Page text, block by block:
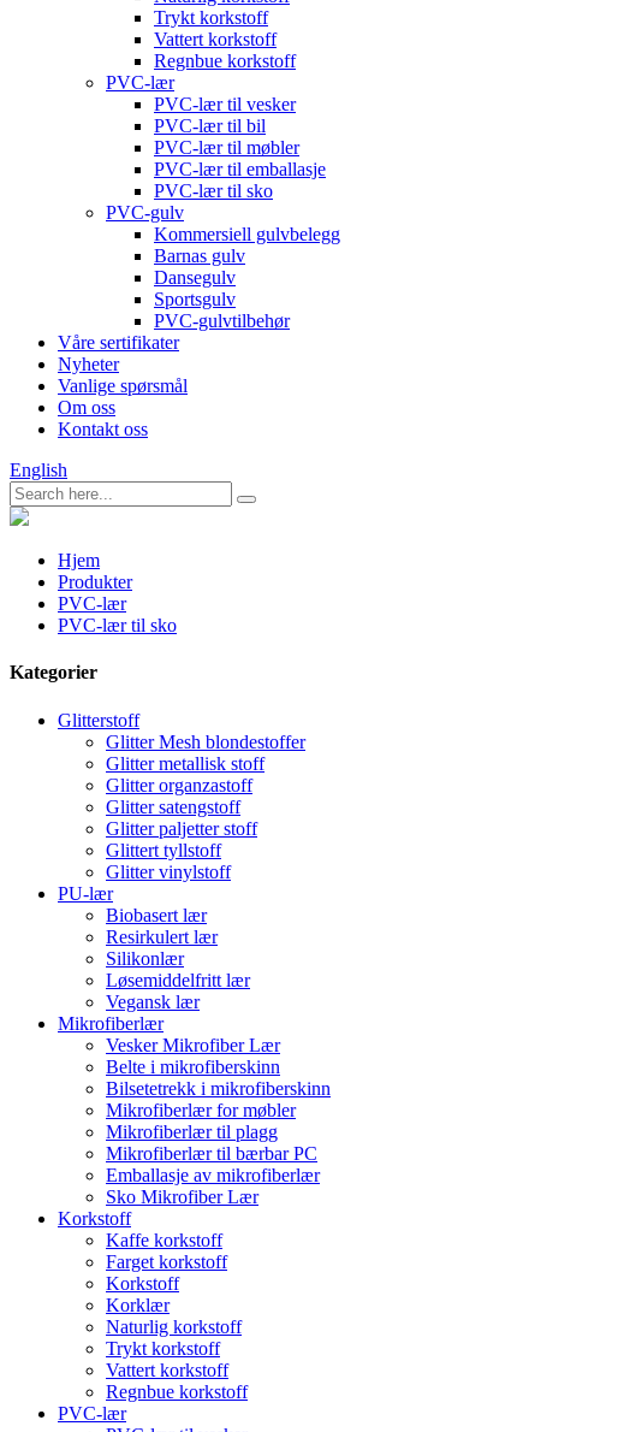
Trykt korkstoff
Vattert korkstoff
Regnbue korkstoff
PVC-lær
PVC-lær til vesker
PVC-lær til bil
PVC-lær til møbler
PVC-lær til emballasje
PVC-lær til sko
PVC-gulv
Kommersiell gulvbelegg
Barnas gulv
Dansegulv
Sportsgulv
PVC-gulvtilbehør
Våre sertifikater
Nyheter
Vanlige spørsmål
Om oss
Kontakt oss
English
Hjem
Produkter
PVC-lær
PVC-lær til sko
Kategorier
Glitterstoff
Glitter Mesh blondestoffer
Glitter metallisk stoff
Glitter organzastoff
Glitter satengstoff
Glitter paljetter stoff
Glittert tyllstoff
Glitter vinylstoff
PU-lær
Biobasert lær
Resirkulert lær
Silikonlær
Løsemiddelfritt lær
Vegansk lær
Mikrofiberlær
Vesker Mikrofiber Lær
Belte i mikrofiberskinn
Bilsetetrekk i mikrofiberskinn
Mikrofiberlær for møbler
Mikrofiberlær til plagg
Mikrofiberlær til bærbar PC
Emballasje av mikrofiberlær
Sko Mikrofiber Lær
Korkstoff
Kaffe korkstoff
Farget korkstoff
Korkstoff
Korklær
Naturlig korkstoff
Trykt korkstoff
Vattert korkstoff
Regnbue korkstoff
PVC-lær